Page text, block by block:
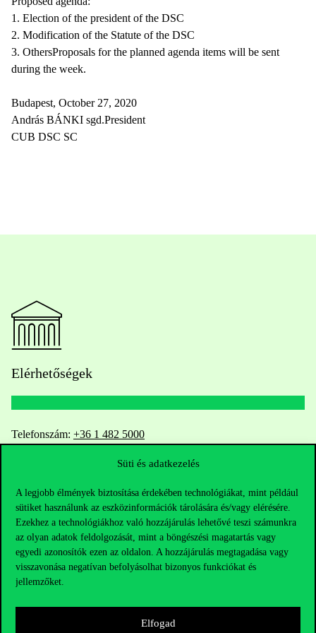
Süti és adatkezelés
A legjobb élmények biztosítása érdekében technológiákat, mint például
sütiket használunk az eszközinformációk tárolására és/vagy elérésére.
Ezekhez a technológiákhoz való hozzájárulás lehetővé teszi számunkra
az olyan adatok feldolgozását, mint a böngészési magatartás vagy
egyedi azonosítók ezen az oldalon. A hozzájárulás megtagadása vagy
visszavonása negatívan befolyásolhat bizonyos funkciókat és
jellemzőket.
Elfogad
1. Election of the president of the DSC
2. Modification of the Statute of the DSC
3. OthersProposals for the planned agenda items will be sent
during the week.
Budapest, October 27, 2020
András BÁNKI sgd.President
CUB DSC SC
Elérhetőségek
Telefonszám: +36 1 482 5000
Kérdésed van a felvételivel kapcsolatban?
Oktatói elérhetőségek
HUB jelenlegi hallgatóinknak
Sajtó:press@uni-corvinus.hu